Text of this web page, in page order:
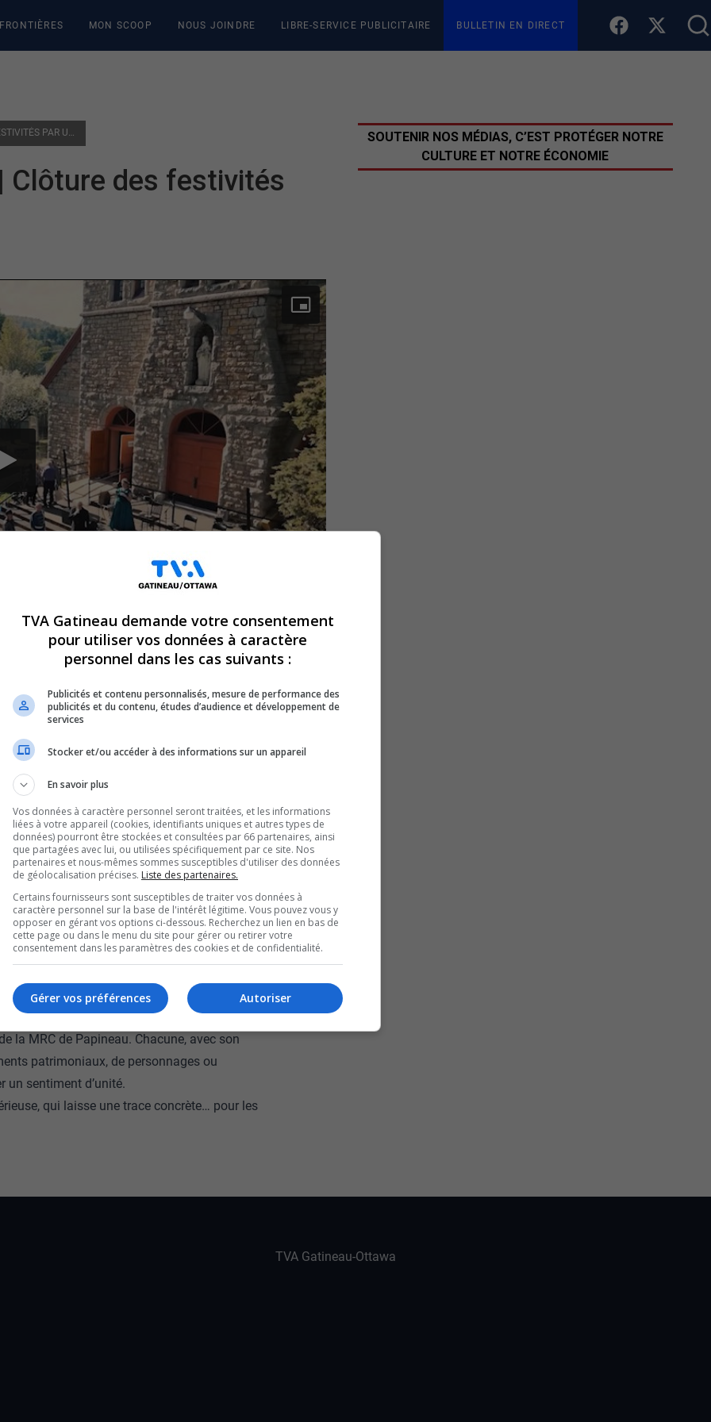
MON SCOOP NOUS JOINDRE LIBRE-SERVICE PUBLICITAIRE BULLETIN EN DIRECT
350E DE LA PETITE-NATION | CLÔTURE DES FESTIVITÉS PAR UNE CAPSULE TÉMOIN
Clôture des festivités
le 16 mai 2024, jour anniversaire
Et c’est aussi ici que les festivités
geste symbolique : l’inhumation
imposée comme un legs naturel pour clore
de Joseph Papineau, père de Louis-Joseph,
Un réceptacle existait depuis longtemps,
mission.
plus de 200 livres, est scellée pour
dossards, publications,
aux festivités, et même des clés USB.
dans un siècle.
ont recréé un pont entre les siècles,
manière vivante d’honorer l’héritage
la MRC de Papineau. Chacune, avec son
patrimoniaux, de personnages ou
un sentiment d’unité.
qui laisse une trace concrète… pour les
SOUTENIR NOS MÉDIAS, C’EST PROTÉGER NOTRE
CULTURE ET NOTRE ÉCONOMIE
TVA Gatineau-Ottawa
TVA Gatineau demande votre consentement
pour utiliser vos données à caractère
personnel dans les cas suivants :
Publicités et contenu personnalisés, mesure de performance des
publicités et du contenu, études d’audience et développement de
services
Stocker et/ou accéder à des informations sur un appareil
En savoir plus
Vos données à caractère personnel seront traitées, et les informations
liées à votre appareil (cookies, identifiants uniques et autres types de
données) pourront être stockées et consultées par 66 partenaires, ainsi
que partagées avec lui, ou utilisées spécifiquement par ce site. Nos
partenaires et nous-mêmes sommes susceptibles d'utiliser des données
de géolocalisation précises. Liste des partenaires.
Certains fournisseurs sont susceptibles de traiter vos données à
caractère personnel sur la base de l'intérêt légitime. Vous pouvez vous y
opposer en gérant vos options ci-dessous. Recherchez un lien en bas de
cette page ou dans le menu du site pour gérer ou retirer votre
consentement dans les paramètres des cookies et de confidentialité.
Autoriser
Gérer vos préférences